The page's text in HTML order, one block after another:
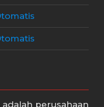
adalah perusahaan